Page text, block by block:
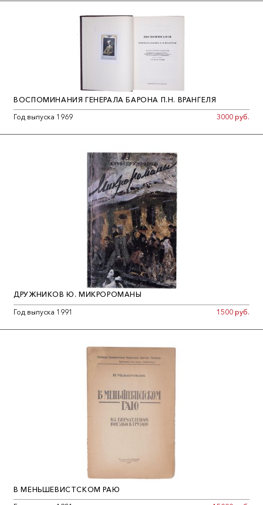
ВОСПОМИНАНИЯ ГЕНЕРАЛА БАРОНА П.Н. ВРАНГЕЛЯ
Год выпуска 1969
3000 руб.
ДРУЖНИКОВ Ю. МИКРОРОМАНЫ
Год выпуска 1991
1500 руб.
В МЕНЬШЕВИСТСКОМ РАЮ